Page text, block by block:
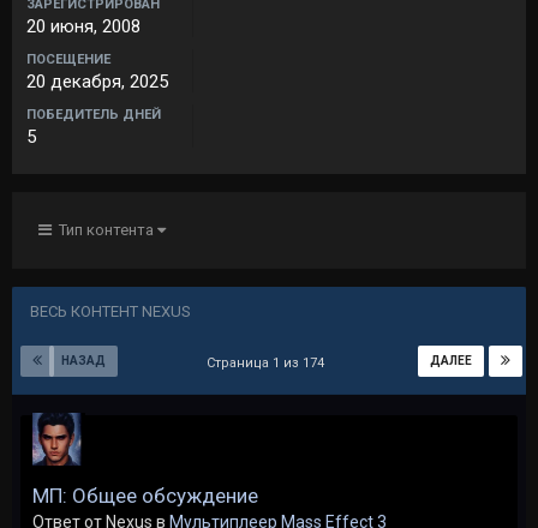
ЗАРЕГИСТРИРОВАН
20 июня, 2008
ПОСЕЩЕНИЕ
20 декабря, 2025
ПОБЕДИТЕЛЬ ДНЕЙ
5
Тип контента
ВЕСЬ КОНТЕНТ NEXUS
НАЗАД ДАЛЕЕ
Страница 1 из 174
МП: Общее обсуждение
Ответ от Nexus в Мультиплеер Mass Effect 3